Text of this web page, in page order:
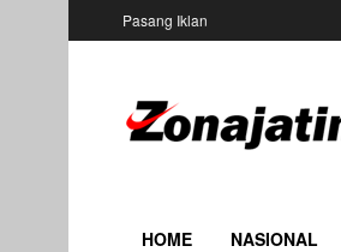
Pasang Iklan
HOME NASIONAL